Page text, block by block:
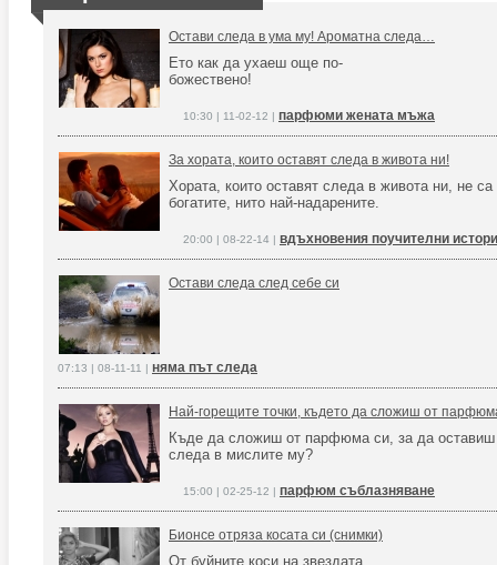
Остави следа в ума му! Ароматна следа…
Ето как да ухаеш още по-
божествено!
10:30 | 11-02-12 | парфюми жената мъжа
За хората, които оставят следа в живота ни!
Хората, които оставят следа в живота ни, не са
богатите, нито най-надарените.
20:00 | 08-22-14 | вдъхновения поучителни
Остави следа след себе си
07:13 | 08-11-11 | няма път следа
Най-горещите точки, където да сложиш от
Къде да сложиш от парфюма си, за да оставиш
следа в мислите му?
15:00 | 02-25-12 | парфюм съблазняване
Бионсе отряза косата си (снимки)
От буйните коси на звездата